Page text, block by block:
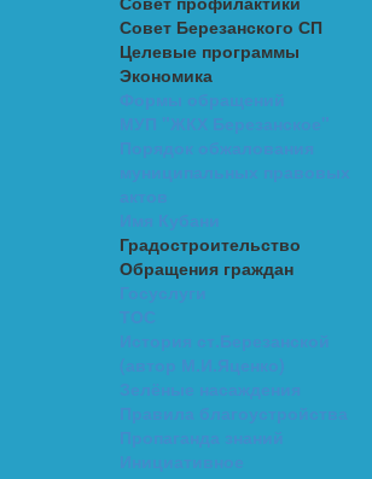
Совет Березанского СП
Целевые программы
Экономика
Формы обращений
МУП "ЖКХ Березанское"
Порядок обжалования
муниципальных правовых
актов
Имя Кубани
Градостроительство
Обращения граждан
Госуслуги
ТОС
История ст.Березанской
(автор М.И.Яценко)
Зелёные насаждения
Правила благоустройства
Пропаганда знаний
Инициативное